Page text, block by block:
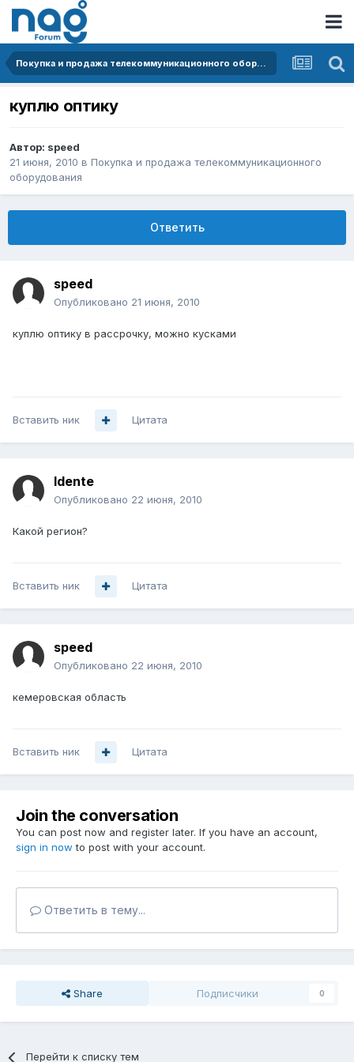
Покупка и продажа телекоммуникационного оборудования
куплю оптику
Автор: speed
21 июня, 2010 в Покупка и продажа телекоммуникационного
оборудования
Ответить
speed
Опубликовано 21 июня, 2010
куплю оптику в рассрочку, можно кусками
Вставить ник Цитата
Idente
Опубликовано 22 июня, 2010
Какой регион?
Вставить ник Цитата
speed
Опубликовано 22 июня, 2010
кемеровская область
Вставить ник Цитата
Join the conversation
You can post now and register later. If you have an account,
sign in now to post with your account.
Ответить в тему...
Share Подписчики 0
Перейти к списку тем